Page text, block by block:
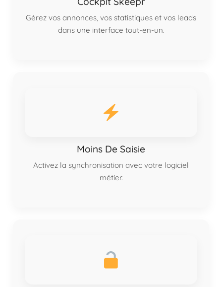
Gérez vos annonces, vos statistiques et vos leads
dans une interface tout-en-un.
Moins De Saisie
Activez la synchronisation avec votre logiciel
métier.